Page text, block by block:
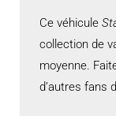
Ce véhicule
collection de
moyenne.
d’autres fans